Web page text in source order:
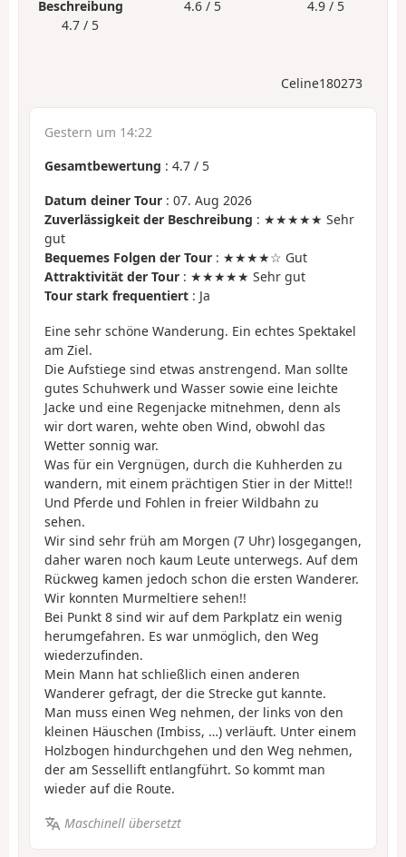
Beschreibung
4.7 / 5
4.6 / 5
4.9 / 5
Celine180273
Gestern um 14:22
Gesamtbewertung : 4.7 / 5
Datum deiner Tour : 07. Aug 2026
Zuverlässigkeit der Beschreibung : ★★★★★ Sehr
gut
Bequemes Folgen der Tour : ★★★★☆ Gut
Attraktivität der Tour : ★★★★★ Sehr gut
Tour stark frequentiert : Ja
Eine sehr schöne Wanderung. Ein echtes Spektakel
am Ziel.
Die Aufstiege sind etwas anstrengend. Man sollte
gutes Schuhwerk und Wasser sowie eine leichte
Jacke und eine Regenjacke mitnehmen, denn als
wir dort waren, wehte oben Wind, obwohl das
Wetter sonnig war.
Was für ein Vergnügen, durch die Kuhherden zu
wandern, mit einem prächtigen Stier in der Mitte!!
Und Pferde und Fohlen in freier Wildbahn zu
sehen.
Wir sind sehr früh am Morgen (7 Uhr) losgegangen,
daher waren noch kaum Leute unterwegs. Auf dem
Rückweg kamen jedoch schon die ersten Wanderer.
Wir konnten Murmeltiere sehen!!
Bei Punkt 8 sind wir auf dem Parkplatz ein wenig
herumgefahren. Es war unmöglich, den Weg
wiederzufinden.
Mein Mann hat schließlich einen anderen
Wanderer gefragt, der die Strecke gut kannte.
Man muss einen Weg nehmen, der links von den
kleinen Häuschen (Imbiss, …) verläuft. Unter einem
Holzbogen hindurchgehen und den Weg nehmen,
der am Sessellift entlangführt. So kommt man
wieder auf die Route.
Maschinell übersetzt